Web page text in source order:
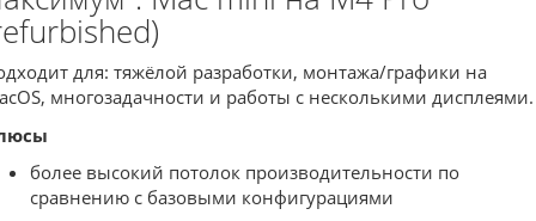
для: тяжёлой разработки, монтажа/графики на
многозадачности и работы с несколькими дисплеями.
более высокий потолок производительности по
сравнению с базовыми конфигурациями